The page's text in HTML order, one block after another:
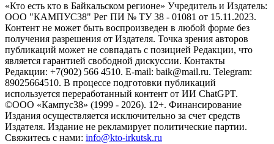
«Кто есть кто в Байкальском регионе» Учредитель и Издатель:
ООО "КАМПУС38" Рег ПИ № ТУ 38 - 01081 от 15.11.2023.
Контент не может быть воспроизведен в любой форме без
получения разрешения от Издателя. Точка зрения авторов
публикаций может не совпадать с позицией Редакции, что
является гарантией свободной дискуссии. Контакты
Редакции: +7(902) 566 4510. E-mail: baik@mail.ru. Telegram:
89025664510. В процессе подготовки публикаций
используется переработанный контент от ИИ ChatGPT.
©ООО «Кампус38» (1999 - 2026). 12+. Финансирование
Издания осуществляется исключительно за счет средств
Издателя. Издание не рекламирует политические партии.
Свяжитесь с нами: info@kto-irkutsk.ru